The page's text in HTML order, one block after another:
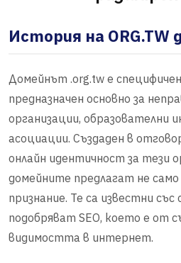
История на ORG.TW
Домейнът .org.tw е специфичен
предназначен основно за
организации, образователни
асоциации. Създаден в
онлайн идентичност за тези
домейните предлагат не само
признание. Те са известни
подобряват SEO, което е от
видимостта в интернет.